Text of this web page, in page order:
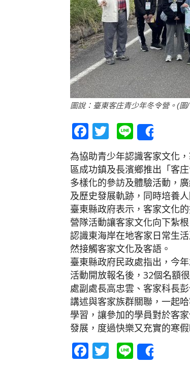
圖說：臺東客庄青少年冬令營。(圖
Facebook
Twitter
Line
為協助青少年認識客家文化
區成功鎮及長濱鄉推出「客
多樣化的參訪及體驗活動，
及歷史發展軌跡，同時培養
臺東縣政府表示，客家文化
營隊活動讓客家文化向下紮
認識東海岸在地客家日常生
然接觸客家文化及客語。
臺東縣政府民政處指出，今
活動開放報名後，32個名額
處副處長高忠雲、客家科長
講述與客家族群關聯，一起
學習，讓參加的學員對於客
發展，度過快樂又充實的寒
Facebook
Twitter
Line